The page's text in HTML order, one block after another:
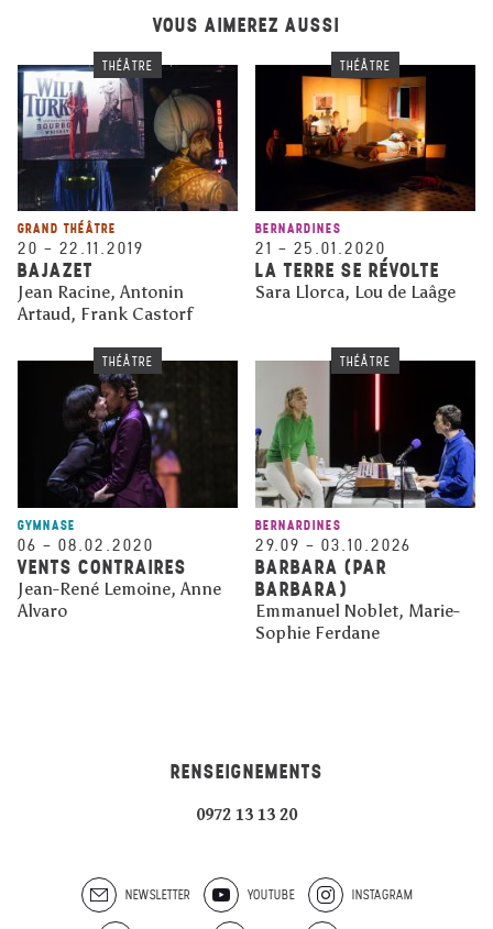
VOUS AIMEREZ AUSSI
THÉÂTRE
GRAND THÉÂTRE
20 – 22.11.2019
BAJAZET
Jean Racine, Antonin
Artaud, Frank Castorf
THÉÂTRE
BERNARDINES
21 – 25.01.2020
LA TERRE SE RÉVOLTE
Sara Llorca, Lou de Laâge
THÉÂTRE
GYMNASE
06 – 08.02.2020
VENTS CONTRAIRES
Jean-René Lemoine, Anne
Alvaro
THÉÂTRE
BERNARDINES
29.09 – 03.10.2026
BARBARA (PAR
BARBARA)
Emmanuel Noblet, Marie-
Sophie Ferdane
RENSEIGNEMENTS
0972 13 13 20
NEWSLETTER YOUTUBE INSTAGRAM